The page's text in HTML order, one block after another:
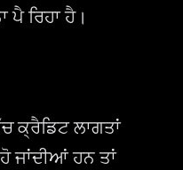
ਪੈ ਰਿਹਾ ਹੈ।
ਕ੍ਰੈਡਿਟ ਲਾਗਤਾਂ
ਜਾਂਦੀਆਂ ਹਨ ਤਾਂ